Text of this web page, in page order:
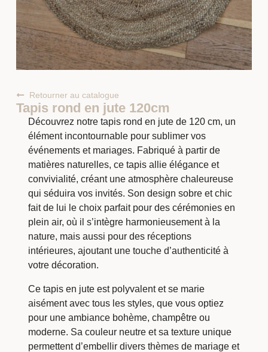
Retourner au catalogue
Tapis rond en jute 120cm
Découvrez notre tapis rond en jute de 120 cm, un
élément incontournable pour sublimer vos
événements et mariages. Fabriqué à partir de
matières naturelles, ce tapis allie élégance et
convivialité, créant une atmosphère chaleureuse
qui séduira vos invités. Son design sobre et chic
fait de lui le choix parfait pour des cérémonies en
plein air, où il s’intègre harmonieusement à la
nature, mais aussi pour des réceptions
intérieures, ajoutant une touche d’authenticité à
votre décoration.
Ce tapis en jute est polyvalent et se marie
aisément avec tous les styles, que vous optiez
pour une ambiance bohème, champêtre ou
moderne. Sa couleur neutre et sa texture unique
permettent d’embellir divers thèmes de mariage et